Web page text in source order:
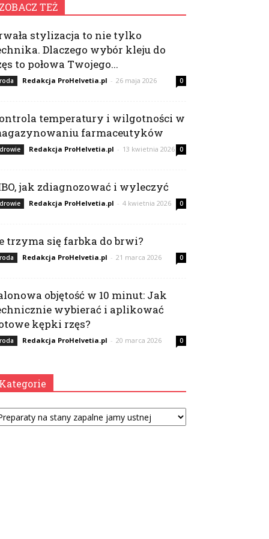
ZOBACZ TEŻ
stylizacja to nie tylko
Dlaczego wybór kleju do
to połowa Twojego...
Redakcja ProHelvetia.pl - 26 maja 2026 0
temperatury i wilgotności w
farmaceutyków
Redakcja ProHelvetia.pl - 13 kwietnia 2026 0
jak zdiagnozować i wyleczyć
Redakcja ProHelvetia.pl - 4 kwietnia 2026 0
trzyma się farbka do brwi?
Redakcja ProHelvetia.pl - 21 marca 2026 0
objętość w 10 minut: Jak
wybierać i aplikować
kępki rzęs?
Redakcja ProHelvetia.pl - 20 marca 2026 0
Kategorie